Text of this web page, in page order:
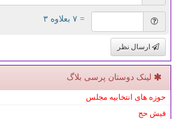
= ۷ بعلاوه ۳
ارسال نظر
لینک دوستان پرسی بلاگ
حوزه های انتخابیه مجلس
فیش حج